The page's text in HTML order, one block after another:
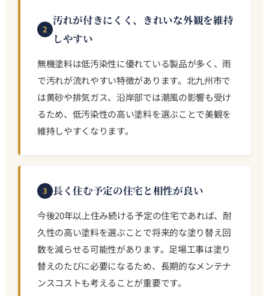
2
汚れが付きにくく、きれいな外観を維持
しやすい
無機塗料は低汚染性に優れている製品が多く、雨
で汚れが流れやすい特徴があります。北九州市で
は黄砂や排気ガス、沿岸部では潮風の影響も受け
るため、低汚染性の高い塗料を選ぶことで美観を
維持しやすくなります。
3 長く住む予定の住宅と相性が良い
今後20年以上住み続ける予定の住宅であれば、耐
久性の高い塗料を選ぶことで将来的な塗り替え回
数を減らせる可能性があります。足場工事は塗り
替えのたびに必要になるため、長期的なメンテナ
ンスコストも考えることが重要です。